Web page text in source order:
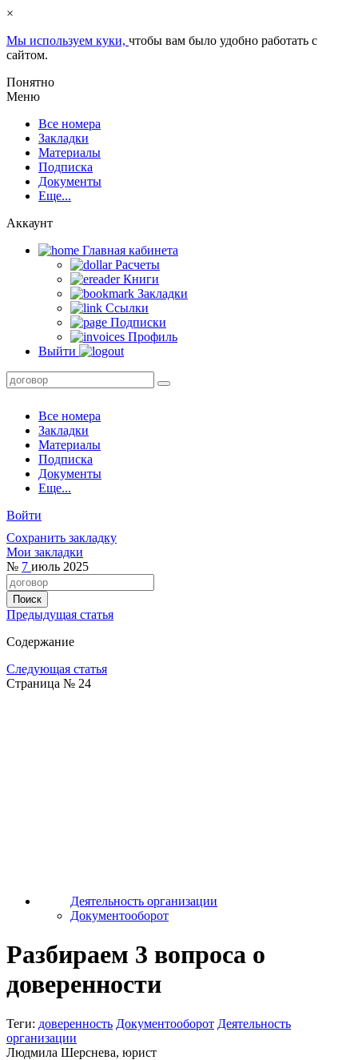
×
Мы используем куки, чтобы вам было удобно работать с
сайтом.
Понятно
Меню
Все номера
Закладки
Материалы
Подписка
Документы
Еще...
Аккаунт
Главная кабинета
Расчеты
Книги
Закладки
Ссылки
Подписки
Профиль
Выйти
Все номера
Закладки
Материалы
Подписка
Документы
Еще...
Войти
Сохранить закладку
Мои закладки
№ 7 июль 2025
Предыдущая статья
Содержание
Следующая статья
Страница № 24
Деятельность организации
Документооборот
Разбираем 3 вопроса о
доверенности
Теги: доверенность Документооборот Деятельность
организации
Людмила Шерснева, юрист